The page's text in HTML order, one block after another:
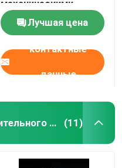
механическими
механизмами
Синчайский вилочный
тягач
Лучшая цена
контактные
данные
Сборка поршня и соединительного стержня (11)